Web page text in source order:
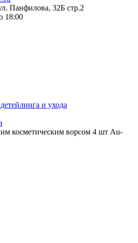
Панфилова, 32Б стр.2
18:00
и ухода
косметическим ворсом 4 шт Au-